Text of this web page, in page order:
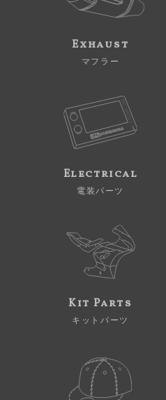
Exhaust
マフラー
Electrical
電装パーツ
Kit Parts
キットパーツ